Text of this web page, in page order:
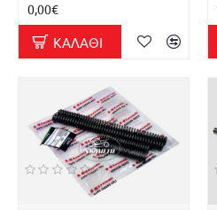
0,00€
ΚΑΛΆΘΙ